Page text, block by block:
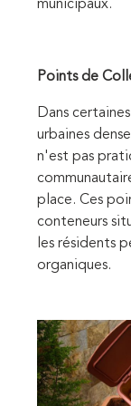
municipaux.
Points de
Dans
urbaines
n'est pas
place. Ces
conteneurs
les résidents
organiques.